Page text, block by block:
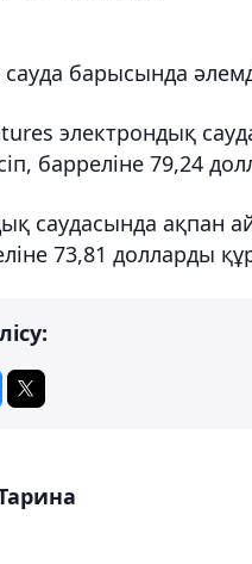
барысында
электрондық
барреліне 79,24
саудасында ақпан
73,81 долларды